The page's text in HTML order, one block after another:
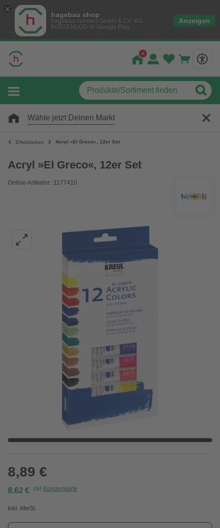
hagebau shop
hagebau connect GmbH & Co. KG
KOSTENLOS- In Google Play
Anzeigen
Wähle jetzt Deinen Markt
Effektfarben Acryl »El Greco«, 12er Set
Acryl »El Greco«, 12er Set
Online-Artikelnr.: 1177410
8,89 €
8,62 € mit Kundenkarte
Inkl. MwSt.